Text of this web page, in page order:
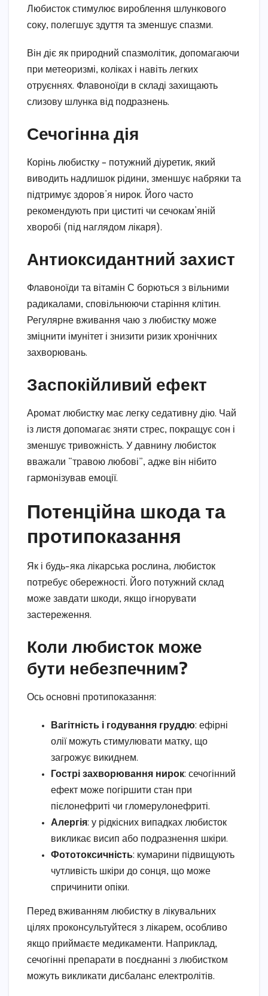
Любисток стимулює вироблення шлункового
соку, полегшує здуття та зменшує спазми.
Він діє як природний спазмолітик, допомагаючи
при метеоризмі, коліках і навіть легких
отруєннях. Флавоноїди в складі захищають
слизову шлунка від подразнень.
Сечогінна дія
Корінь любистку – потужний діуретик, який
виводить надлишок рідини, зменшує набряки та
підтримує здоров’я нирок. Його часто
рекомендують при циститі чи сечокам’яній
хворобі (під наглядом лікаря).
Антиоксидантний захист
Флавоноїди та вітамін С борються з вільними
радикалами, сповільнюючи старіння клітин.
Регулярне вживання чаю з любистку може
зміцнити імунітет і знизити ризик хронічних
захворювань.
Заспокійливий ефект
Аромат любистку має легку седативну дію. Чай
із листя допомагає зняти стрес, покращує сон і
зменшує тривожність. У давнину любисток
вважали “травою любові”, адже він нібито
гармонізував емоції.
Потенційна шкода та
протипоказання
Як і будь-яка лікарська рослина, любисток
потребує обережності. Його потужний склад
може завдати шкоди, якщо ігнорувати
застереження.
Коли любисток може
бути небезпечним?
Ось основні протипоказання:
Вагітність і годування груддю: ефірні
олії можуть стимулювати матку, що
загрожує викиднем.
Гострі захворювання нирок: сечогінний
ефект може погіршити стан при
пієлонефриті чи гломерулонефриті.
Алергія: у рідкісних випадках любисток
викликає висип або подразнення шкіри.
Фототоксичність: кумарини підвищують
чутливість шкіри до сонця, що може
спричинити опіки.
Перед вживанням любистку в лікувальних
цілях проконсультуйтеся з лікарем, особливо
якщо приймаєте медикаменти. Наприклад,
сечогінні препарати в поєднанні з любистком
можуть викликати дисбаланс електролітів.